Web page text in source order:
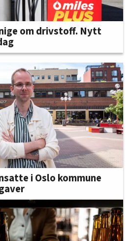
om drivstoff. Nytt
i Oslo kommune